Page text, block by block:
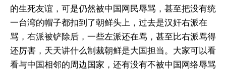
的生死友谊，可是仍然被中国网民辱骂，甚至把没有统
一台湾的帽子都扣到了朝鲜头上，过去是汉奸右派在
骂，右派被铲除后，一些左派还在骂，甚至比右派骂得
还厉害，天天讲什么制裁朝鲜是大国担当。大家可以看
看与中国相邻的周边国家，还有没有不被中国网络辱骂